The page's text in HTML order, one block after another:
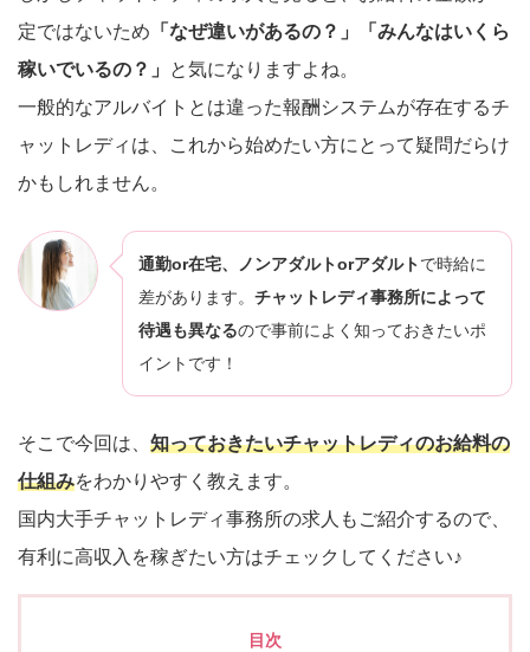
定ではないため 「なぜ違いがあるの？」「みんなはいくら
稼いでいるの？」
と気になりますよね。
一般的なアルバイトとは違った報酬システムが存在するチ
ャットレディは、これから始めたい方にとって疑問だらけ
かもしれません。
通勤or在宅、ノンアダルトorアダルトで時給に
差があります。 チャットレディ事務所によって
待遇も異なるので事前によく知っておきたいポ
イントです！
そこで今回は、 知っておきたいチャットレディのお給料の
仕組みをわかりやすく教えます。
国内大手チャットレディ事務所の求人もご紹介するので、
有利に高収入を稼ぎたい方はチェックしてください♪
目次